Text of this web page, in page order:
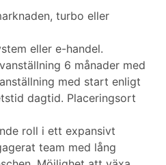
turbo eller
eller e-handel.
6 månader med
med start enligt
dagtid. Placeringsort
roll i ett expansivt
team med lång